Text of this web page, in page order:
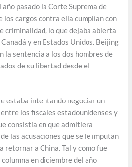
año pasado la Corte Suprema de
los cargos contra ella cumplían con
criminalidad, lo que dejaba abierta
y en Estados Unidos. Beijing
la sentencia a los dos hombres de
de su libertad desde el
estaba intentando negociar un
los fiscales estadounidenses y
consistía en que admitiera
las acusaciones que se le imputan
retornar a China. Tal y como fue
en diciembre del año